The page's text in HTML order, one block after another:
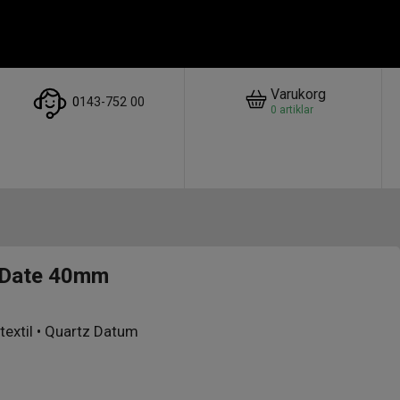
0143-752 00 Varukorg
0 artiklar
40mm
• Quartz Datum